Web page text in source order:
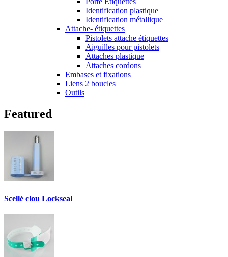
Identification plastique
Identification métallique
Attache- étiquettes
Pistolets attache étiquettes
Aiguilles pour pistolets
Attaches plastique
Attaches cordons
Embases et fixations
Liens 2 boucles
Outils
Featured
Scellé clou Lockseal